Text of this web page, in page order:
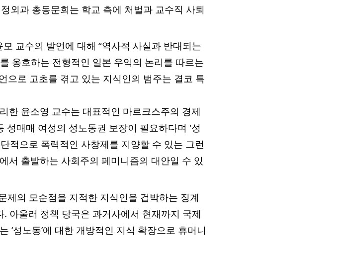
외과 총동문회는 학교 측에 처벌과 교수직 사퇴
교수의 발언에 대해 “역사적 사실과 반대되는
옹호하는 전형적인 일본 우익의 논리를 따르는
으로 고초를 겪고 있는 지식인의 범주는 결코 특
한 윤소영 교수는 대표적인 마르크스주의 경제
성매매 여성의 성노동권 보장이 필요하다며 '성
적으로 폭력적인 사창제를 지양할 수 있는 그런
서 출발하는 사회주의 페미니즘의 대안일 수 있
제의 모순점을 지적한 지식인을 겁박하는 징계
아울러 정책 당국은 과거사에서 현재까지 국제
‘성노동’에 대한 개방적인 지식 확장으로 휴머니